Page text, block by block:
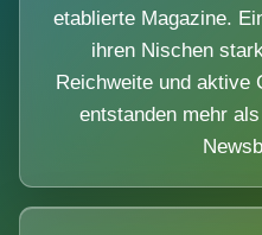
etablierte Magazine.
ihren Nischen
Reichweite und aktive
entstanden mehr